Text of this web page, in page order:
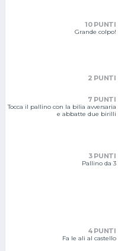
10 PUNTI
Grande colpo!
2 PUNTI
7 PUNTI
Tocca il pallino con la bilia avversaria
e abbatte due birilli
3 PUNTI
Pallino da 3
4 PUNTI
Fa le ali al castello